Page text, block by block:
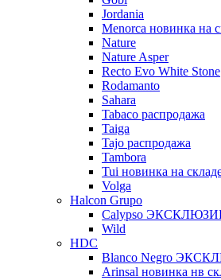
Jordania
Menorca новинка на
Nature
Nature Asper
Recto Evo White Stone
Rodamanto
Sahara
Tabaco распродажа
Taiga
Tajo распродажа
Tambora
Tui новинка на
Volga
Halcon Grupo
Calypso
Wild
HDC
Blanco Negro
Arinsal новинка нв